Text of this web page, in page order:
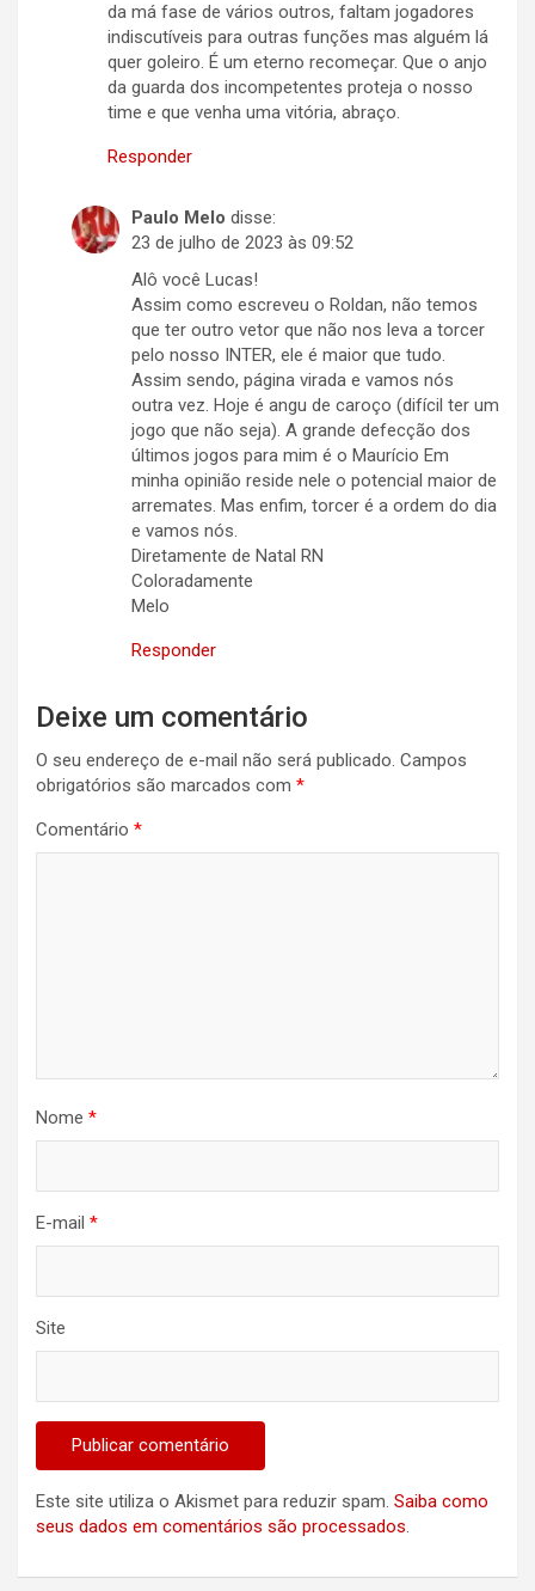
da má fase de vários outros, faltam jogadores
indiscutíveis para outras funções mas alguém lá
quer goleiro. É um eterno recomeçar. Que o anjo
da guarda dos incompetentes proteja o nosso
time e que venha uma vitória, abraço.
Responder
Paulo Melo disse:
23 de julho de 2023 às 09:52
Alô você Lucas!
Assim como escreveu o Roldan, não temos
que ter outro vetor que não nos leva a torcer
pelo nosso INTER, ele é maior que tudo.
Assim sendo, página virada e vamos nós
outra vez. Hoje é angu de caroço (difícil ter um
jogo que não seja). A grande defecção dos
últimos jogos para mim é o Maurício Em
minha opinião reside nele o potencial maior de
arremates. Mas enfim, torcer é a ordem do dia
e vamos nós.
Diretamente de Natal RN
Coloradamente
Melo
Responder
Deixe um comentário
O seu endereço de e-mail não será publicado. Campos
obrigatórios são marcados com *
Comentário *
Nome *
E-mail *
Site
Este site utiliza o Akismet para reduzir spam. Saiba como
seus dados em comentários são processados.